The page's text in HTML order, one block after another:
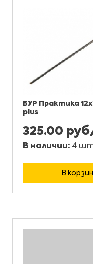
БУР Практика
plus
325.00
В наличии: 4
В